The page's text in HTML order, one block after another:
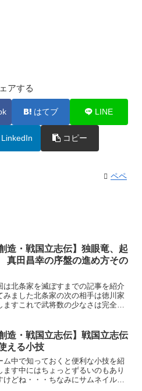
アする
はてブ LINE
LinkedIn コピー
ペペ
創造・戦国立志伝】独眼竜、起
田昌幸の序盤の進め方その
は北条家を滅ぼすまでの記事を紹介
みました北条家の次の相手は徳川家
ますこれで武将数の少なさは完全に
創造・戦国立志伝】戦国立志伝
える小技
ム中で知っておくと便利な小技を紹
ます中にはちょっとずるいのもあり
けどね・・・ちなみにサムネイルは